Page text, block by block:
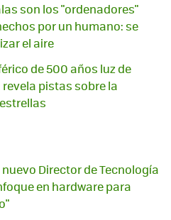
son los "ordenadores"
por un humano: se
el aire
de 500 años luz de
pistas sobre la
Director de Tecnología
en hardware para